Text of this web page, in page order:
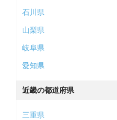
石川県
山梨県
岐阜県
愛知県
近畿の都道府県
三重県